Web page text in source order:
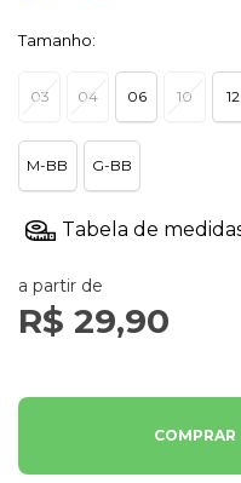
Tamanho:
03 04 06 10 12
M-BB G-BB
a partir de
R$ 29,90
COMPRAR